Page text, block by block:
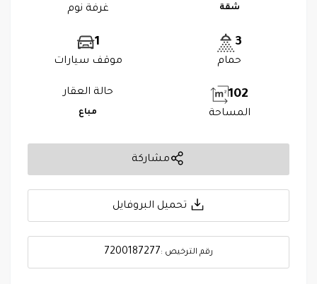
شقة غرفة نوم
3
حمام
1
موقف سيارات
102
المساحة
حالة العقار
مباع
مشاركة
تحميل البروفايل
رقم الترخيص : 7200187277